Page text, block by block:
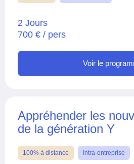
2 Jours
700 € / pers
Voir le
Appréhender les
de la génération Y
100% à distance Intra-entreprise